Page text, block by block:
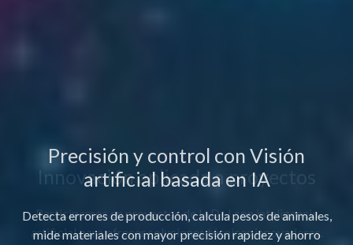
Precisión y control con Visión
artificial basada en IA
Detecta errores de producción, calcula pesos de animales,
mide materiales con mayor precisión rapidez y ahorro